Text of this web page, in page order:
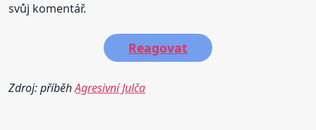
svůj komentář.
Reagovat
Zdroj: příběhAgresivní Julča